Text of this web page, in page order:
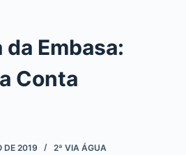
Embasa:
Conta
DE 2019 2ª VIA ÁGUA